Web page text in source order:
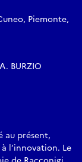
Piemonte,
BURZIO
au présent,
l’innovation. Le